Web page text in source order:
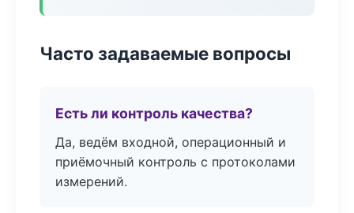
Часто задаваемые вопросы
Есть ли контроль качества?
Да, ведём входной, операционный и
приёмочный контроль с протоколами
измерений.